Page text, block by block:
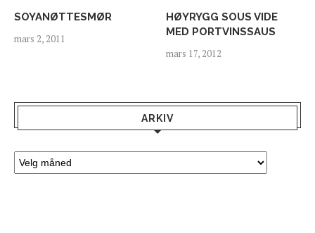
SOYANØTTESMØR
mars 2, 2011
HØYRYGG SOUS VIDE
MED PORTVINSSAUS
mars 17, 2012
ARKIV